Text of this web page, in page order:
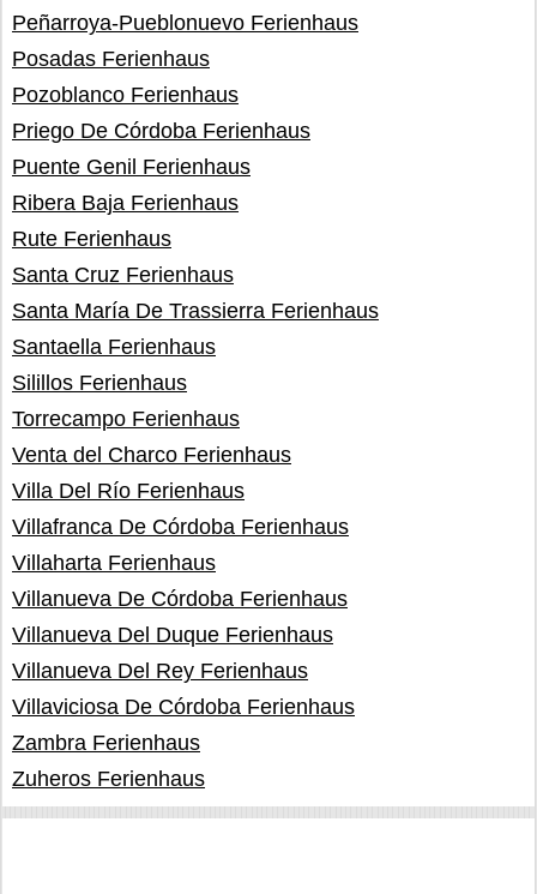
Peñarroya-Pueblonuevo Ferienhaus
Posadas Ferienhaus
Pozoblanco Ferienhaus
Priego De Córdoba Ferienhaus
Puente Genil Ferienhaus
Ribera Baja Ferienhaus
Rute Ferienhaus
Santa Cruz Ferienhaus
Santa María De Trassierra Ferienhaus
Santaella Ferienhaus
Silillos Ferienhaus
Torrecampo Ferienhaus
Venta del Charco Ferienhaus
Villa Del Río Ferienhaus
Villafranca De Córdoba Ferienhaus
Villaharta Ferienhaus
Villanueva De Córdoba Ferienhaus
Villanueva Del Duque Ferienhaus
Villanueva Del Rey Ferienhaus
Villaviciosa De Córdoba Ferienhaus
Zambra Ferienhaus
Zuheros Ferienhaus